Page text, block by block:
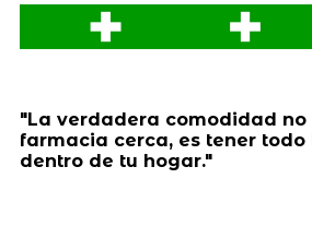
"La verdadera comodidad no
farmacia cerca, es tener
dentro de tu hogar."